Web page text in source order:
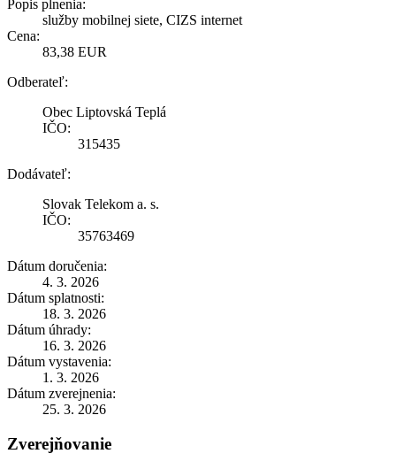
Popis plnenia:
služby mobilnej siete, CIZS internet
Cena:
83,38 EUR
Odberateľ:
Obec Liptovská Teplá
IČO:
315435
Dodávateľ:
Slovak Telekom a. s.
IČO:
35763469
Dátum doručenia:
4. 3. 2026
Dátum splatnosti:
18. 3. 2026
Dátum úhrady:
16. 3. 2026
Dátum vystavenia:
1. 3. 2026
Dátum zverejnenia:
25. 3. 2026
Zverejňovanie